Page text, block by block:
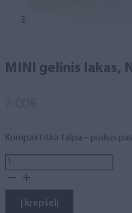
MINI gelinis lakas,
Kompaktiška talpa – puikus
produkto
kiekis:
gelinis
lakas,
Į krepšelį